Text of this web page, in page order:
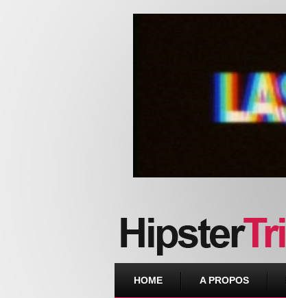
HOME A PROPOS